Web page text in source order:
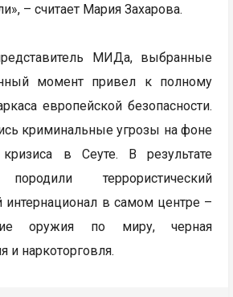
– считает Мария Захарова.
МИДа, выбранные
момент привел к полному
европейской безопасности.
криминальные угрозы на фоне
кризиса в Сеуте. В результате
террористический
в самом центре –
оружия по миру, черная
и наркоторговля.